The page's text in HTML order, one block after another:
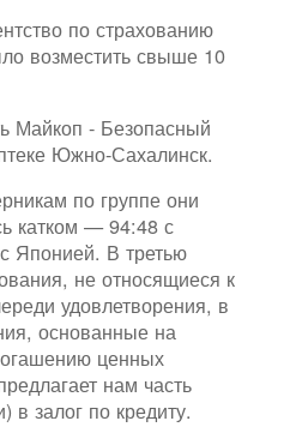
по страхованию
возместить свыше 10
Майкоп - Безопасный
Южно-Сахалинск.
по группе они
катком — 94:48 с
Японией. В третью
не относящиеся к
удовлетворения, в
основанные на
ценных
нам часть
в залог по кредиту.